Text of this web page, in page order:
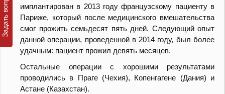
имплантирован в 2013 году французскому пациенту в
Париже, который после медицинского вмешательства
смог прожить семьдесят пять дней. Следующий опыт
данной операции, проведенной в 2014 году, был более
удачным: пациент прожил девять месяцев.
Остальные операции с хорошими результатами
проводились в Праге (Чехия), Копенгагене (Дания) и
Астане (Казахстан).